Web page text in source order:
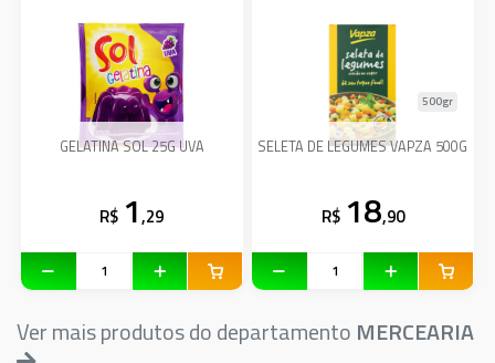
GELATINA SOL 25G UVA
R$ 1,29
SELETA DE LEGUMES VAPZA 500G
500gr
R$ 18,90
Ver mais produtos do departamento MERCEARIA